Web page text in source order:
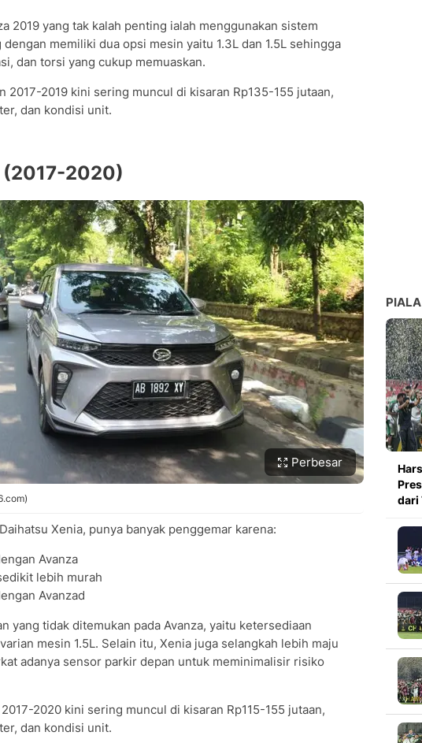
2019 yang tak kalah penting ialah menggunakan sistem
memiliki dua opsi mesin yaitu 1.3L dan 1.5L sehingga
dan torsi yang cukup memuaskan.
2017-2019 kini sering muncul di kisaran Rp135-155 jutaan,
dan kondisi unit.
(2017-2020)
Perbesar
Xenia, punya banyak penggemar karena:
Avanza
lebih murah
Avanzad
yang tidak ditemukan pada Avanza, yaitu ketersediaan
mesin 1.5L. Selain itu, Xenia juga selangkah lebih maju
adanya sensor parkir depan untuk meminimalisir risiko
2020 kini sering muncul di kisaran Rp115-155 jutaan,
dan kondisi unit.
dari